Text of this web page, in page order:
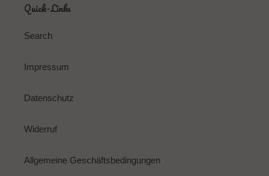
Quick-Links
Search
Impressum
Datenschutz
Widerruf
Allgemeine Geschäftsbedingungen